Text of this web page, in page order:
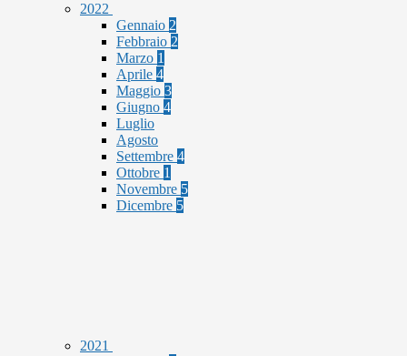
2022
Gennaio 2
Febbraio 2
Marzo 1
Aprile 4
Maggio 3
Giugno 4
Luglio
Agosto
Settembre 4
Ottobre 1
Novembre 5
Dicembre 5
2021